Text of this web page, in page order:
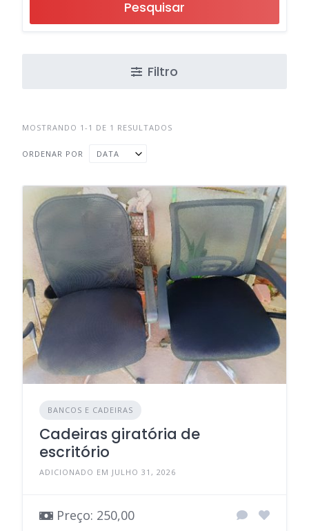
Pesquisar
Filtro
MOSTRANDO 1-1 DE 1 RESULTADOS
ORDENAR POR DATA
BANCOS E CADEIRAS
Cadeiras giratória de
escritório
ADICIONADO EM JULHO 31, 2026
Preço: 250,00